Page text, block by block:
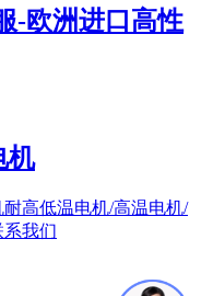
-欧洲进口高性
机
耐高低温电机/高温电机/
系我们